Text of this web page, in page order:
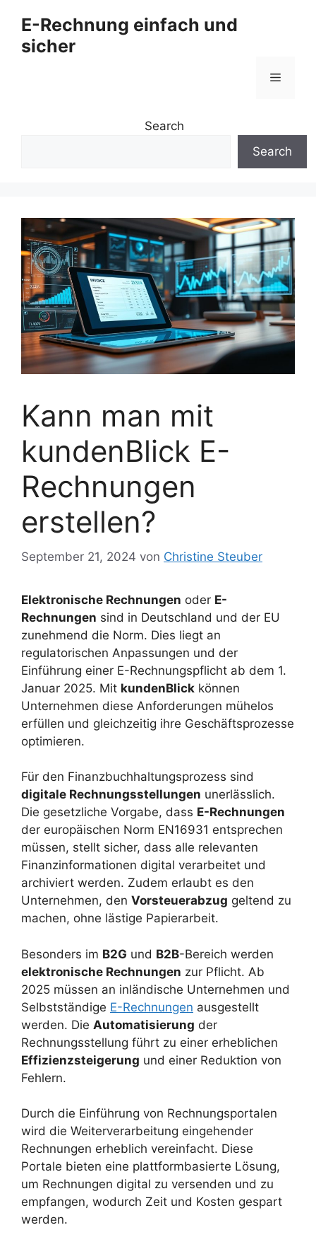
Inhalt
springen
E-Rechnung einfach und
sicher
Menü
Search
Search
Kann man mit
kundenBlick E-
Rechnungen
erstellen?
September 21, 2024 von Christine Steuber
Elektronische Rechnungen oder E-
Rechnungen sind in Deutschland und der EU
zunehmend die Norm. Dies liegt an
regulatorischen Anpassungen und der
Einführung einer E-Rechnungspflicht ab dem 1.
Januar 2025. Mit kundenBlick können
Unternehmen diese Anforderungen mühelos
erfüllen und gleichzeitig ihre Geschäftsprozesse
optimieren.
Für den Finanzbuchhaltungsprozess sind
digitale Rechnungsstellungen unerlässlich.
Die gesetzliche Vorgabe, dass E-Rechnungen
der europäischen Norm EN16931 entsprechen
müssen, stellt sicher, dass alle relevanten
Finanzinformationen digital verarbeitet und
archiviert werden. Zudem erlaubt es den
Unternehmen, den Vorsteuerabzug geltend zu
machen, ohne lästige Papierarbeit.
Besonders im B2G und B2B-Bereich werden
elektronische Rechnungen zur Pflicht. Ab
2025 müssen an inländische Unternehmen und
Selbstständige E-Rechnungen ausgestellt
werden. Die Automatisierung der
Rechnungsstellung führt zu einer erheblichen
Effizienzsteigerung und einer Reduktion von
Fehlern.
Durch die Einführung von Rechnungsportalen
wird die Weiterverarbeitung eingehender
Rechnungen erheblich vereinfacht. Diese
Portale bieten eine plattformbasierte Lösung,
um Rechnungen digital zu versenden und zu
empfangen, wodurch Zeit und Kosten gespart
werden.